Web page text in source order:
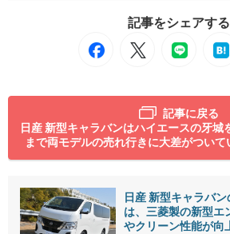
記事をシェアする
記事に戻る
日産 新型キャラバンはハイエースの牙城
まで両モデルの売れ行きに大差がつい
日産 新型キャラバ
は、三菱製の新型エ
やクリーン性能が向